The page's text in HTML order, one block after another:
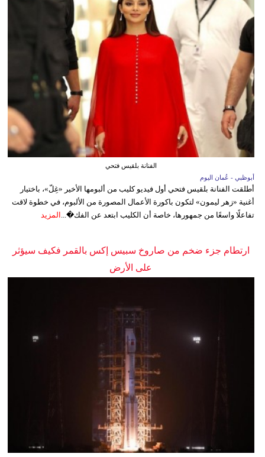
الفنانة بلقيس فتحي
أبوظبي - عُمان اليوم
أطلقت الفنانة بلقيس فتحي أول فيديو كليب من ألبومها الأخير «غِلّ»، باختيار
أغنية «زهر ليمون» لتكون باكورة الأعمال المصورة من الألبوم، في خطوة لاقت
تفاعلًا واسعًا من جمهورها، خاصة أن الكليب ابتعد عن الفك�... المزيد
ارتطام جزء ضخم من صاروخ سبيس إكس بالقمر فكيف سيؤثر
على الأرض